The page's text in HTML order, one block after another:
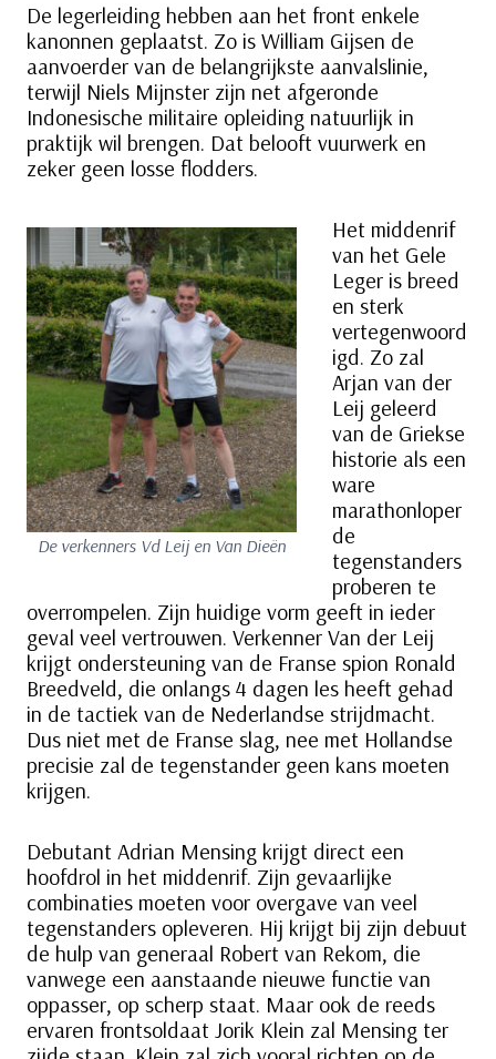
De legerleiding hebben aan het front enkele
kanonnen geplaatst. Zo is William Gijsen de
aanvoerder van de belangrijkste aanvalslinie,
terwijl Niels Mijnster zijn net afgeronde
Indonesische militaire opleiding natuurlijk in
praktijk wil brengen. Dat belooft vuurwerk en
zeker geen losse flodders.
De verkenners Vd Leij en Van Dieën
Het middenrif
van het Gele
Leger is breed
en sterk
vertegenwoord
igd. Zo zal
Arjan van der
Leij geleerd
van de Griekse
historie als een
ware
marathonloper
de
tegenstanders
proberen te
overrompelen. Zijn huidige vorm geeft in ieder
geval veel vertrouwen. Verkenner Van der Leij
krijgt ondersteuning van de Franse spion Ronald
Breedveld, die onlangs 4 dagen les heeft gehad
in de tactiek van de Nederlandse strijdmacht.
Dus niet met de Franse slag, nee met Hollandse
precisie zal de tegenstander geen kans moeten
krijgen.
Debutant Adrian Mensing krijgt direct een
hoofdrol in het middenrif. Zijn gevaarlijke
combinaties moeten voor overgave van veel
tegenstanders opleveren. Hij krijgt bij zijn debuut
de hulp van generaal Robert van Rekom, die
vanwege een aanstaande nieuwe functie van
oppasser, op scherp staat. Maar ook de reeds
ervaren frontsoldaat Jorik Klein zal Mensing ter